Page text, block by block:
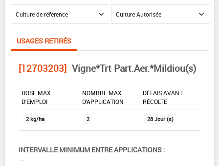
USAGES RETIRÉS
[12703203] Vigne*Trt Part.Aer.*Mildiou(s)
DOSE MAX
D'EMPLOI
NOMBRE MAX
D'APPLICATION
DÉLAIS AVANT
RÉCOLTE
2 kg/ha 2 28 Jour (s)
INTERVALLE MINIMUM ENTRE APPLICATIONS :
-